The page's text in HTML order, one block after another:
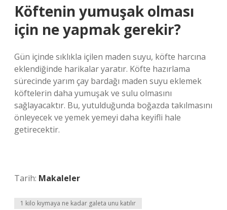
Köftenin yumuşak olması
için ne yapmak gerekir?
Gün içinde sıklıkla içilen maden suyu, köfte harcına
eklendiğinde harikalar yaratır. Köfte hazırlama
sürecinde yarım çay bardağı maden suyu eklemek
köftelerin daha yumuşak ve sulu olmasını
sağlayacaktır. Bu, yutulduğunda boğazda takılmasını
önleyecek ve yemek yemeyi daha keyifli hale
getirecektir.
Tarih: Makaleler
1 kilo kıymaya ne kadar galeta unu katılır